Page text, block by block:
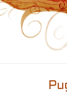
Skip
to
content